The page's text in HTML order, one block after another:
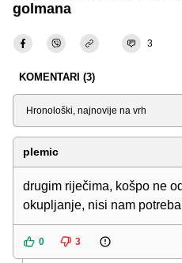
golmana
3
KOMENTARI (3)
Sortiraj
plemic
drugim riječima, košpo ne
okupljanje, nisi nam
0 3